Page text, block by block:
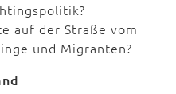
auf der Straße vom
und Migranten?